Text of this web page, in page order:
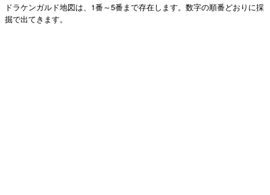
ドラケンガルド地図は、1番～5番まで存在します。数字の順番どおりに採
掘で出てきます。